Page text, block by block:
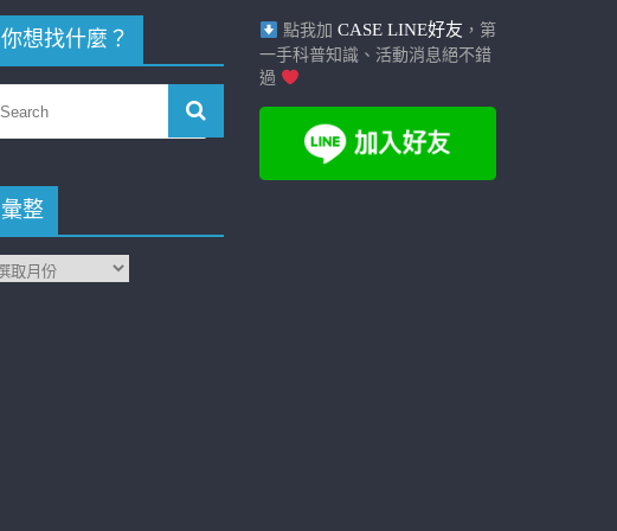
你想找什麼？
彙整
點我加 CASE LINE好友 ，第
一手科普知識、活動消息絕不錯
過